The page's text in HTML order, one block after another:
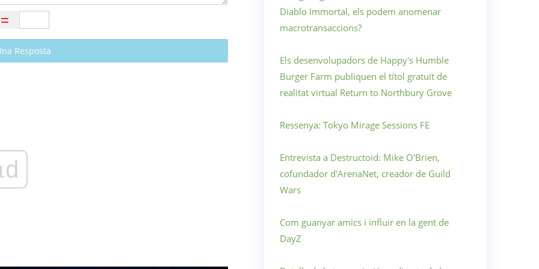
Resposta
Diablo Immortal, els podem anomenar
macrotransaccions?
Els desenvolupadors de Happy's Humble
Burger Farm publiquen el títol gratuït de
realitat virtual Return to Northbury Grove
Ressenya: Tokyo Mirage Sessions FE
Entrevista a Destructoid: Mike O'Brien,
cofundador d'ArenaNet, creador de Guild
Wars
Com guanyar amics i influir en la gent de
DayZ